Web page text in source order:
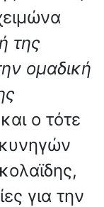
της
ομαδική
ο τότε
για την